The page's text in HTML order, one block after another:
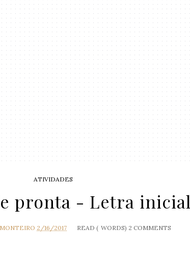
ATIVIDADES
pronta - Letra inicial
2/16/2017 READ ( WORDS) 2 COMMENTS